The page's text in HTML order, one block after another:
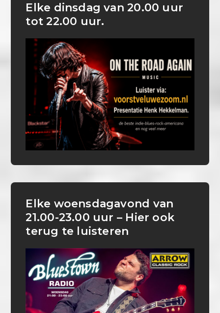
Elke dinsdag van 20.00 uur
tot 22.00 uur.
Elke woensdagavond van
21.00-23.00 uur – Hier ook
terug te luisteren